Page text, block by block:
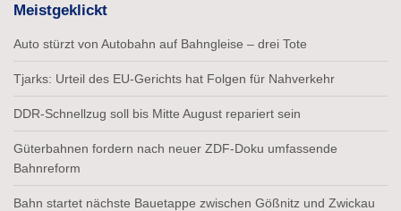
Meistgeklickt
Auto stürzt von Autobahn auf Bahngleise – drei Tote
Tjarks: Urteil des EU-Gerichts hat Folgen für Nahverkehr
DDR-Schnellzug soll bis Mitte August repariert sein
Güterbahnen fordern nach neuer ZDF-Doku umfassende
Bahnreform
Bahn startet nächste Bauetappe zwischen Gößnitz und Zwickau